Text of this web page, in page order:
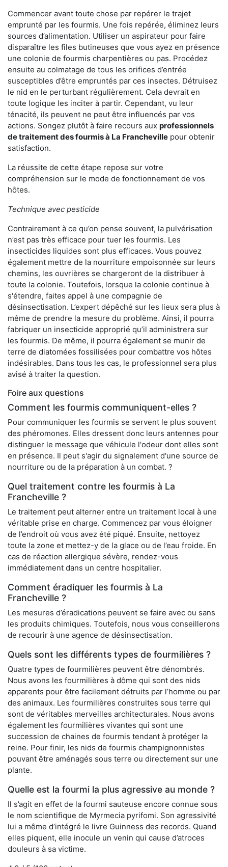
Commencer avant toute chose par repérer le trajet
emprunté par les fourmis. Une fois repérée, éliminez leurs
sources d’alimentation. Utiliser un aspirateur pour faire
disparaître les files butineuses que vous ayez en présence
une colonie de fourmis charpentières ou pas. Procédez
ensuite au colmatage de tous les orifices d’entrée
susceptibles d’être empruntés par ces insectes. Détruisez
le nid en le perturbant régulièrement. Cela devrait en
toute logique les inciter à partir. Cependant, vu leur
ténacité, ils peuvent ne peut être influencés par vos
actions. Songez plutôt à faire recours aux professionnels
de traitement des fourmis à La Francheville pour obtenir
satisfaction.
La réussite de cette étape repose sur votre
compréhension sur le mode de fonctionnement de vos
hôtes.
Technique avec pesticide
Contrairement à ce qu’on pense souvent, la pulvérisation
n’est pas très efficace pour tuer les fourmis. Les
insecticides liquides sont plus efficaces. Vous pouvez
également mettre de la nourriture empoisonnée sur leurs
chemins, les ouvrières se chargeront de la distribuer à
toute la colonie. Toutefois, lorsque la colonie continue à
s'étendre, faites appel à une compagnie de
désinsectisation. L’expert dépêché sur les lieux sera plus à
même de prendre la mesure du problème. Ainsi, il pourra
fabriquer un insecticide approprié qu’il administrera sur
les fourmis. De même, il pourra également se munir de
terre de diatomées fossilisées pour combattre vos hôtes
indésirables. Dans tous les cas, le professionnel sera plus
avisé à traiter la question.
Foire aux questions
Comment les fourmis communiquent-elles ?
Pour communiquer les fourmis se servent le plus souvent
des phéromones. Elles dressent donc leurs antennes pour
distinguer le message que véhicule l'odeur dont elles sont
en présence. Il peut s'agir du signalement d'une source de
nourriture ou de la préparation à un combat. ?
Quel traitement contre les fourmis à La
Francheville ?
Le traitement peut alterner entre un traitement local à une
véritable prise en charge. Commencez par vous éloigner
de l’endroit où vous avez été piqué. Ensuite, nettoyez
toute la zone et mettez-y de la glace ou de l’eau froide. En
cas de réaction allergique sévère, rendez-vous
immédiatement dans un centre hospitalier.
Comment éradiquer les fourmis à La
Francheville ?
Les mesures d’éradications peuvent se faire avec ou sans
les produits chimiques. Toutefois, nous vous conseillerons
de recourir à une agence de désinsectisation.
Quels sont les différents types de fourmilières ?
Quatre types de fourmilières peuvent être dénombrés.
Nous avons les fourmilières à dôme qui sont des nids
apparents pour être facilement détruits par l’homme ou par
des animaux. Les fourmilières construites sous terre qui
sont de véritables merveilles architecturales. Nous avons
également les fourmilières vivantes qui sont une
succession de chaines de fourmis tendant à protéger la
reine. Pour finir, les nids de fourmis champignonnistes
pouvant être aménagés sous terre ou directement sur une
plante.
Quelle est la fourmi la plus agressive au monde ?
Il s’agit en effet de la fourmi sauteuse encore connue sous
le nom scientifique de Myrmecia pyrifomi. Son agressivité
lui a même d’intégré le livre Guinness des records. Quand
elles piquent, elle inocule un venin qui cause d’atroces
douleurs à sa victime.